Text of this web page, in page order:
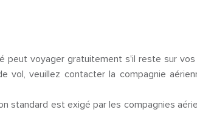
peut voyager gratuitement s'il reste sur
vol, veuillez contacter la compagnie
standard est exigé par les compagnies